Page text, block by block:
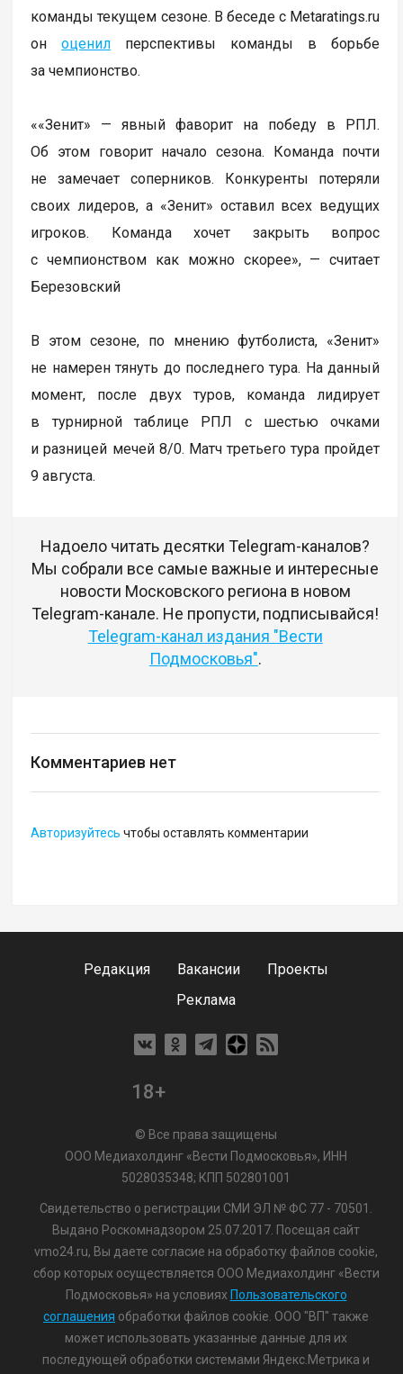
команды текущем сезоне. В беседе с Metaratings.ru
оноценил перспективы команды в борьбе
за чемпионство.
««Зенит» — явный фаворит на победу в РПЛ.
Об этом говорит начало сезона. Команда почти
не замечает соперников. Конкуренты потеряли
своих лидеров, а «Зенит» оставил всех ведущих
игроков. Команда хочет закрыть вопрос
с чемпионством как можно скорее», — считает
Березовский
В этом сезоне, по мнению футболиста, «Зенит»
не намерен тянуть до последнего тура. На данный
момент, после двух туров, команда лидирует
в турнирной таблице РПЛ с шестью очками
и разницей мечей 8/0. Матч третьего тура пройдет
9 августа.
Надоело читать десятки Telegram-каналов?
Мы собрали все самые важные и интересные
новости Московского региона в новом
Telegram-канале. Не пропусти, подписывайся!
Telegram-канал издания "Вести
Подмосковья".
Комментариев нет
Авторизуйтесь чтобы оставлять комментарии
Редакция Вакансии
Проекты
Реклама
18+
© Все права защищены
ООО Медиахолдинг «Вести Подмосковья», ИНН
5028035348; КПП 502801001
Свидетельство о регистрации СМИ ЭЛ № ФС 77 - 70501.
Выдано Роскомнадзором 25.07.2017. Посещая сайт
vmo24.ru, Вы даете согласие на обработку файлов cookie,
сбор которых осуществляется ООО Медиахолдинг «Вести
Подмосковья» на условиях Пользовательского
соглашения обработки файлов cookie. ООО "ВП" также
может использовать указанные данные для их
последующей обработки системами Яндекс.Метрика и